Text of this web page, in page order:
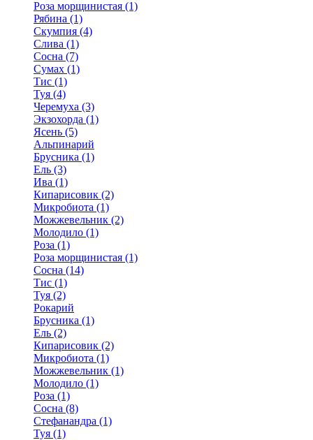
Роза морщинистая (1)
Рябина (1)
Скумпия (4)
Слива (1)
Сосна (7)
Сумах (1)
Тис (1)
Туя (4)
Черемуха (3)
Экзохорда (1)
Ясень (5)
Альпинарий
Брусника (1)
Ель (3)
Ива (1)
Кипарисовик (2)
Микробиота (1)
Можжевельник (2)
Молодило (1)
Роза (1)
Роза морщинистая (1)
Сосна (14)
Тис (1)
Туя (2)
Рокарий
Брусника (1)
Ель (2)
Кипарисовик (2)
Микробиота (1)
Можжевельник (1)
Молодило (1)
Роза (1)
Сосна (8)
Стефанандра (1)
Туя (1)